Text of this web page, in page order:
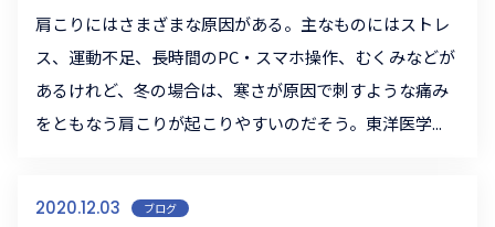
肩こりにはさまざまな原因がある。主なものにはストレ
ス、運動不足、長時間のPC・スマホ操作、むくみなどが
あるけれど、冬の場合は、寒さが原因で刺すような痛み
をともなう肩こりが起こりやすいのだそう。東洋医学...
2020.12.03 ブログ